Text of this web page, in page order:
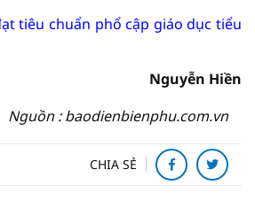
tiêu chuẩn phổ cập giáo dục tiểu
Nguyễn Hiền
Nguồn : baodienbienphu.com.vn
CHIA SẺ